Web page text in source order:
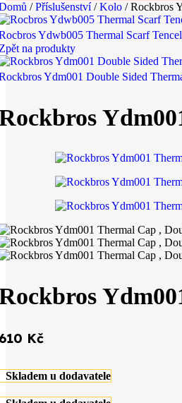
/ Příslušenství/ Kolo / Rockbros
Ydwb005 Thermal Scarf
na produkty
Ydm001 Double Sided
Kč
Skladem u dodavatele